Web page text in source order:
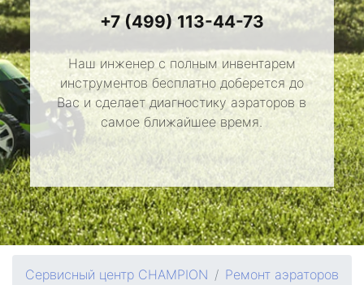
+7 (499) 113-44-73
Наш инженер с полным инвентарем
инструментов бесплатно доберется до
Вас и сделает диагностику аэраторов в
самое ближайшее время.
Сервисный центр CHAMPION
Ремонт аэраторов